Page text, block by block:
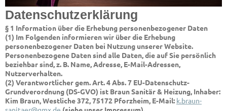
Datenschutzerklärung
§ 1 Information über die Erhebung personenbezogener Daten
(1) Im Folgenden informieren wir über die Erhebung
personenbezogener Daten bei Nutzung unserer Website.
Personenbezogene Daten sind alle Daten, die auf Sie persönlich
beziehbar sind, z. B. Name, Adresse, E-Mail-Adressen,
Nutzerverhalten.
(2) Verantwortlicher gem. Art. 4 Abs. 7 EU-Datenschutz-
Grundverordnung (DS-GVO) ist Braun Sanitär & Heizung, Inhaber:
Kim Braun, Westliche 372, 75172 Pforzheim, E-Mail: k.braun-